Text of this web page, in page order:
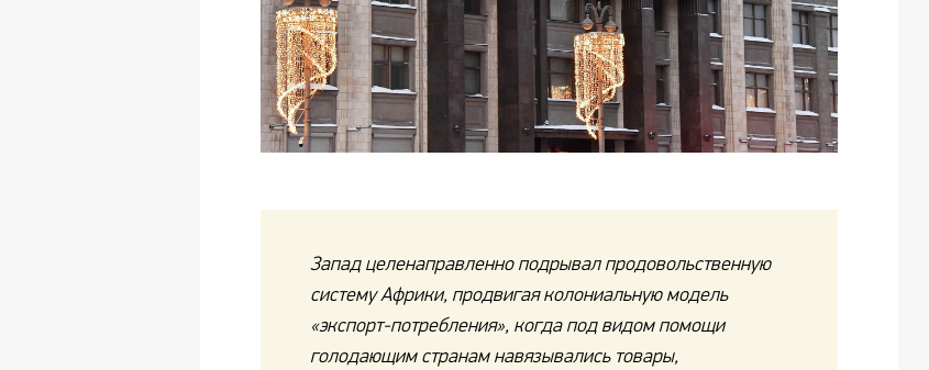
Запад целенаправленно подрывал продовольственную
систему Африки, продвигая колониальную модель
«экспорт-потребления», когда под видом помощи
голодающим странам навязывались товары,